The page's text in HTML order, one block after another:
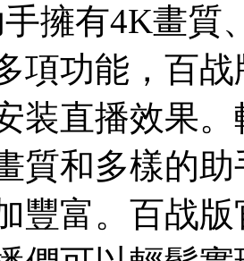
擁有4K畫質
項功能，百战
装直播效果
質和多樣的
豐富。百战